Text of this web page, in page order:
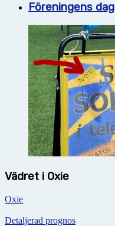
Föreningens dag
Vädret i Oxie
Oxie
Detaljerad prognos